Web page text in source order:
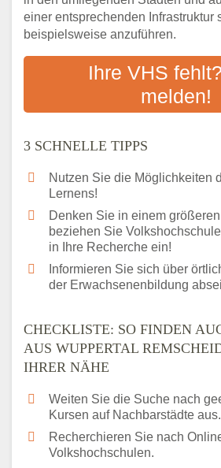
Online-Kurse: Alternative
VHS-Kurs
Checkliste: Darauf kommt
Bildungsangeboten an
Das bundesweite
einer entsprechenden Infrastruktur
beispielsweise anzuführen.
Ihre VHS
melden!
3 SCHNELLE TIPPS
Nutzen Sie die Möglichkeiten
Lernens!
Denken Sie in einem
beziehen Sie
in Ihre Recherche ein!
Informieren Sie sich über
der Erwachsenenbildung
CHECKLISTE: SO FINDEN
AUS WUPPERTAL
IHRER NÄHE
Weiten Sie die Suche nach
Kursen auf Nachbarstädte aus.
Recherchieren Sie nach
Volkshochschulen.